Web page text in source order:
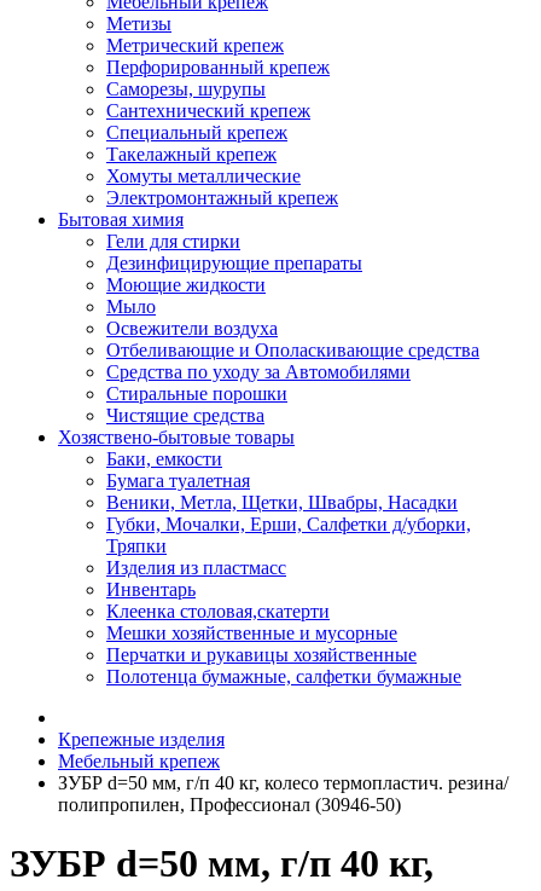
Метизы
Метрический крепеж
Перфорированный крепеж
Саморезы, шурупы
Сантехнический крепеж
Специальный крепеж
Такелажный крепеж
Хомуты металлические
Электромонтажный крепеж
Бытовая химия
Гели для стирки
Дезинфицирующие препараты
Моющие жидкости
Мыло
Освежители воздуха
Отбеливающие и Ополаскивающие средства
Средства по уходу за Автомобилями
Стиральные порошки
Чистящие средства
Хозяствено-бытовые товары
Баки, емкости
Бумага туалетная
Веники, Метла, Щетки, Швабры, Насадки
Губки, Мочалки, Ерши, Салфетки д/уборки,
Тряпки
Изделия из пластмасс
Инвентарь
Клеенка столовая,скатерти
Мешки хозяйственные и мусорные
Перчатки и рукавицы хозяйственные
Полотенца бумажные, салфетки бумажные
Крепежные изделия
Мебельный крепеж
ЗУБР d=50 мм, г/п 40 кг, колесо термопластич. резина/
полипропилен, Профессионал (30946-50)
ЗУБР d=50 мм, г/п 40 кг,